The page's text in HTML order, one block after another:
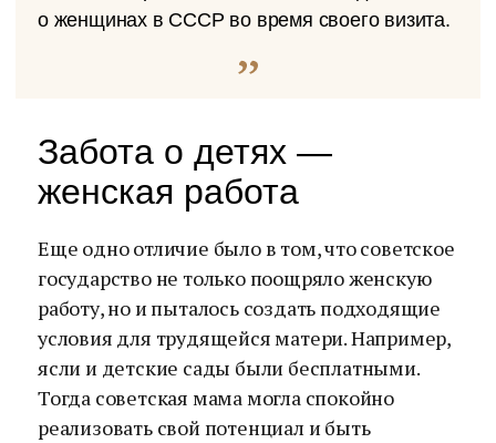
о женщинах в СССР во время своего визита.
Забота о детях —
женская работа
Еще одно отличие было в том, что советское
государство не только поощряло женскую
работу, но и пыталось создать подходящие
условия для трудящейся матери. Например,
ясли и детские сады были бесплатными.
Тогда советская мама могла спокойно
реализовать свой потенциал и быть